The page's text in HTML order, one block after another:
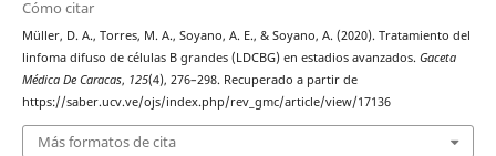
Cómo citar
Müller, D. A., Torres, M. A., Soyano, A. E., & Soyano, A. (2020). Tratamiento del
linfoma difuso de células B grandes (LDCBG) en estadios avanzados. Gaceta
Médica De Caracas, 125(4), 276–298. Recuperado a partir de
https://saber.ucv.ve/ojs/index.php/rev_gmc/article/view/17136
Más formatos de cita